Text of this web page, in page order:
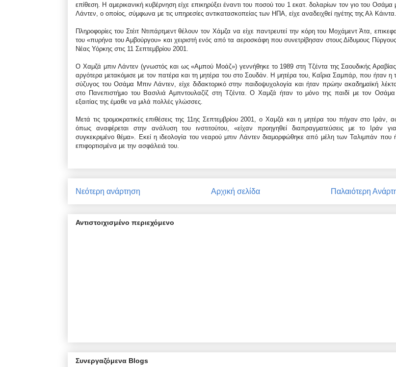
επίθεση. Η αμερικανική κυβέρνηση είχε επικηρύξει έναντι του ποσού του 1 εκατ. δολαρίων τον γιο του Οσάμα
Λάντεν, ο οποίος, σύμφωνα με τις υπηρεσίες αντικατασκοπείας των ΗΠΑ, είχε αναδειχθεί ηγέτης της Αλ Κάιντα.
Πληροφορίες του Στέιτ Ντιπάρτμεντ θέλουν τον Χάμζα να είχε παντρευτεί την κόρη του Μοχάμεντ Άτα,
του «πυρήνα του Αμβούργου» και χειριστή ενός από τα αεροσκάφη που συνετρίβησαν στους Δίδυμους
Νέας Υόρκης στις 11 Σεπτεμβρίου 2001.
Ο Χαμζά μπιν Λάντεν (γνωστός και ως «Αμπού Μοάζ») γεννήθηκε το 1989 στη Τζέντα της Σαουδικής Αραβίας
αργότερα μετακόμισε με τον πατέρα και τη μητέρα του στο Σουδάν. Η μητέρα του, Καΐρια Σαμπάρ, που ήταν η
σύζυγος του Οσάμα Μπιν Λάντεν, είχε διδακτορικό στην παιδοψυχολογία και ήταν πρώην ακαδημαϊκή
στο Πανεπιστήμιο του Βασιλιά Αμπντουλαζίζ στη Τζέντα. Ο Χαμζά ήταν το μόνο της παιδί με τον Οσάμα
εξαιτίας της έμαθε να μιλά πολλές γλώσσες.
Μετά τις τρομοκρατικές επιθέσεις της 11ης Σεπτεμβρίου 2001, ο Χαμζά και η μητέρα του πήγαν στο Ιράν,
όπως αναφέρεται στην ανάλυση του ινστιτούτου, «είχαν προηγηθεί διαπραγματεύσεις με το Ιράν
συγκεκριμένο θέμα». Εκεί η ιδεολογία του νεαρού μπιν Λάντεν διαμορφώθηκε από μέλη των Ταλιμπάν που
επιφορτισμένα με την ασφάλειά του.
Νεότερη ανάρτηση Παλαιότερη
Αρχική σελίδα
Αντιστοιχισμένο περιεχόμενο
Συνεργαζόμενα Blogs